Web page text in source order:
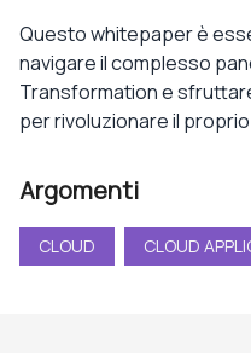
Questo whitepaper è
navigare il complesso
Transformation e
per rivoluzionare il
Argomenti
CLOUD CLOUD